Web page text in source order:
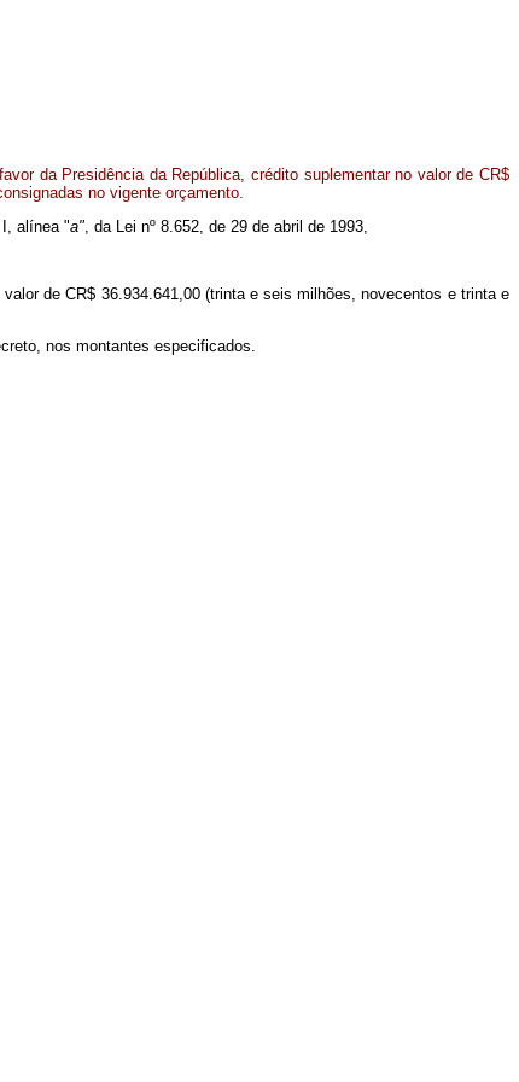
da Presidência da República, crédito suplementar no valor de CR$
no vigente orçamento.
alínea "a", da Lei nº 8.652, de 29 de abril de 1993,
de CR$ 36.934.641,00 (trinta e seis milhões, novecentos e trinta e
nos montantes especificados.